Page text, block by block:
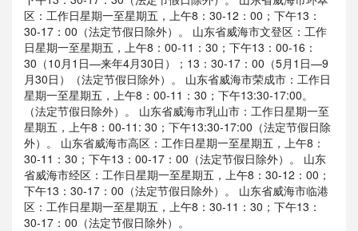
区：工作日星期一至星期五，上午8：30-12：00；下午13：
30-17：00（法定节假日除外）。 山东省威海市文登区：工作
日星期一至星期五，上午8：00-11：30；下午13：00-16：
30（10月1日—来年4月30日）；13：30-17：00（5月1日—9
月30日）（法定节假日除外）。 山东省威海市荣成市：工作日
星期一至星期五，上午8：00-11：30；下午13:30-17:00。
（法定节假日除外）。 山东省威海市乳山市：工作日星期一至
星期五，上午8：00-11: 30；下午13:30-17:00（法定节假日除
外）。 山东省威海市高区：工作日星期一至星期五，上午8：
30-11：30；下午13：00-17：00（法定节假日除外）。 山东
省威海市经区：工作日星期一至星期五，上午8：30-12：00；
下午13：30-17：00（法定节假日除外）。 山东省威海市临港
区：工作日星期一至星期五，上午8：30-11：30；下午13：
30-17：00（法定节假日除外）。